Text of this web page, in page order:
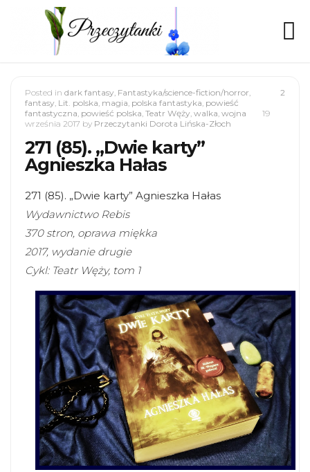
2
Posted in dark fantasy, Fantastyka/science-fiction/horror,
fantasy, Lit. polska, magia, polska fantastyka, powieść
fantastyczna, powieść polska, Teatr Węży, walka, wojna
19
września 2017 by Przeczytanki Dorota Lińska-Złoch
271 (85). „Dwie karty”
Agnieszka Hałas
271 (85). „Dwie karty” Agnieszka Hałas
Wydawnictwo Rebis
370 stron, oprawa miękka
2017, wydanie drugie
Cykl: Teatr Węży, tom 1